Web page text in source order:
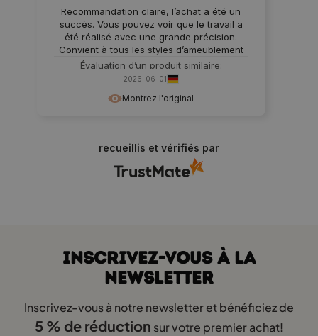
Montrez l'original
Recommandation claire, l’achat a été un
succès. Vous pouvez voir que le travail a
été réalisé avec une grande précision.
Convient à tous les styles d’ameublement
Évaluation d’un produit similaire:
Portemanteau sur pied en bois pour
Montessori Naturel M
2026-06-01
recueillis et vérifiés par
INSCRIVEZ-VOUS À LA
NEWSLETTER
Inscrivez-vous à notre newsletter et bénéficiez de
5 % de réduction sur votre premier achat!